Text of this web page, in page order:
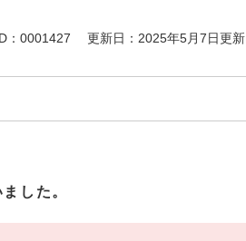
：0001427 更新日：2025年5月7日更新
した。